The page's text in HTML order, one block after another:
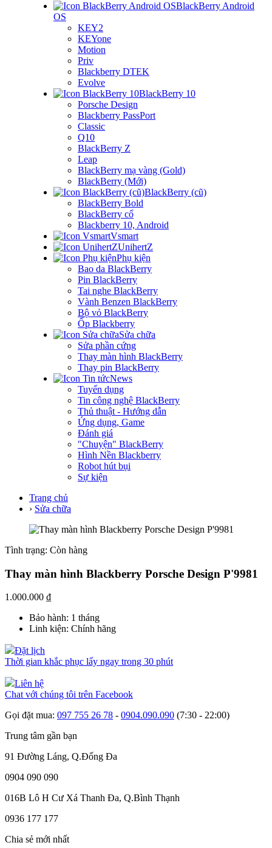
BlackBerry Android
OS
KEY2
KEYone
Motion
Priv
Blackberry DTEK
Evolve
BlackBerry 10
Porsche Design
Blackberry PassPort
Classic
Q10
BlackBerry Z
Leap
BlackBerry mạ vàng (Gold)
BlackBerry (Mới)
BlackBerry (cũ)
BlackBerry Bold
BlackBerry cổ
Blackberry 10, Android
Vsmart
UnihertZ
Phụ kiện
Bao da BlackBerry
Pin BlackBerry
Tai nghe BlackBerry
Vành Benzen BlackBerry
Bộ vỏ BlackBerry
Ốp Blackberry
Sửa chữa
Sửa phần cứng
Thay màn hình BlackBerry
Thay pin BlackBerry
News
Tuyển dụng
Tin công nghệ BlackBerry
Thủ thuật - Hướng dẫn
Ứng dụng, Game
Đánh giá
"Chuyện" BlackBerry
Hình Nền Blackberry
Robot hút bụi
Sự kiện
Trang chủ
› Sửa chữa
Tình trạng: Còn hàng
Thay màn hình Blackberry Porsche Design P'9981
1.000.000 ₫
Bảo hành: 1 tháng
Linh kiện: Chính hãng
Đặt lịch
Thời gian khắc phục lấy ngay trong 30 phút
Liên hệ
Chat với chúng tôi trên Facebook
Gọi đặt mua: 097 755 26 78 - 0904.090.090 (7:30 - 22:00)
Trung tâm gần bạn
91 Đường Láng, Q.Đống Đa
0904 090 090
016B Lô H Cư Xá Thanh Đa, Q.Bình Thạnh
0936 177 177
Chia sẻ mới nhất